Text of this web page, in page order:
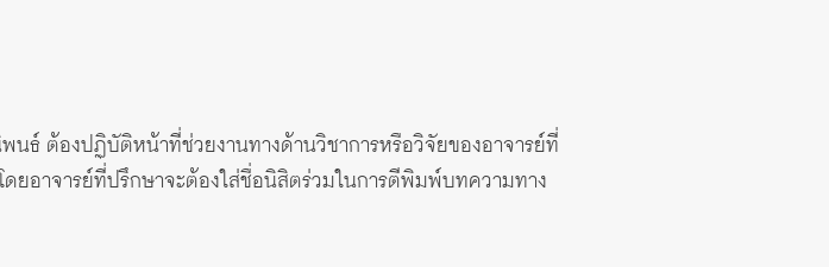
ธ์ ต้องปฏิบัติหน้าที่ช่วยงานทางด้านวิชาการหรือวิจัยของอาจารย์ที่
ยอาจารย์ที่ปรึกษาจะต้องใส่ชื่อนิสิตร่วมในการตีพิมพ์บทความทาง